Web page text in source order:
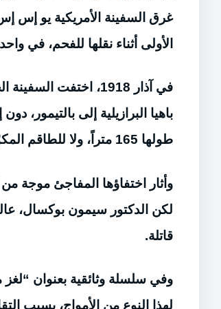
الأولى أثناء نقلها للفحم، في
في آذار 1918،
باهيا البرازيلية إلى
طولها 165 متراً، ولا للطاقم المكوّن من 306 أفراد.
وأثار اختفاؤها المفاجئ موجة
لكن الدكتور سيمون بوكسال،
قاتلة.
لهذا النوع من الأمواج، بسبب